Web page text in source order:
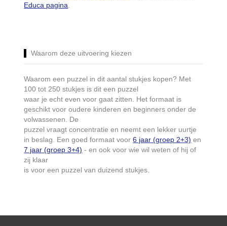
Educa pagina.
Waarom deze uitvoering kiezen
Waarom een puzzel in dit aantal stukjes kopen? Met
100 tot 250 stukjes is dit een puzzel
waar je echt even voor gaat zitten. Het formaat is
geschikt voor oudere kinderen en beginners onder de
volwassenen. De
puzzel vraagt concentratie en neemt een lekker uurtje
in beslag. Een goed formaat voor6 jaar (groep 2+3) en
7 jaar (groep 3+4) - en ook voor wie wil weten of hij of
zij klaar
is voor een puzzel van duizend stukjes.